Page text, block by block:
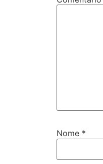
Nome *